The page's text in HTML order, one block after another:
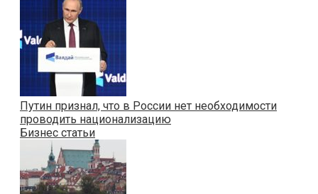
Путин признал, что в России нет необходимости
проводить национализацию
Бизнес статьи